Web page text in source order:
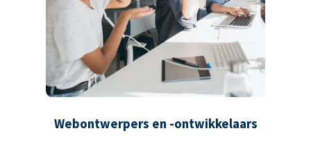
Webontwerpers en -ontwikkelaars